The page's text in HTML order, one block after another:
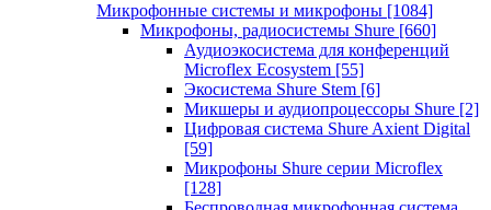
Микрофонные системы и микрофоны [1084]
Микрофоны, радиосистемы Shure [660]
Аудиоэкосистема для конференций
Microflex Ecosystem [55]
Экосистема Shure Stem [6]
Микшеры и аудиопроцессоры Shure [2]
Цифровая система Shure Axient Digital
[59]
Микрофоны Shure серии Microflex
[128]